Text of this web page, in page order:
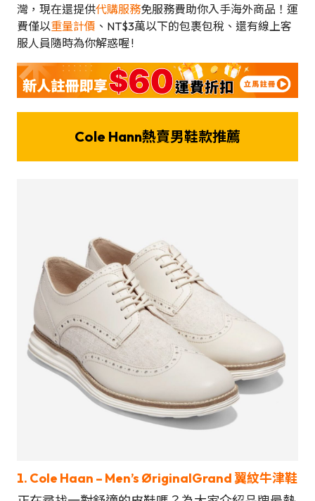
灣，現在還提供代購服務免服務費助你入手海外商品！運
費僅以重量計價 、NT$3萬以下的包裹包稅、還有線上客
服人員隨時為你解惑喔 !
Cole Hann熱賣男鞋款推薦
1. Cole Haan – Men’s ØriginalGrand 翼紋牛津鞋